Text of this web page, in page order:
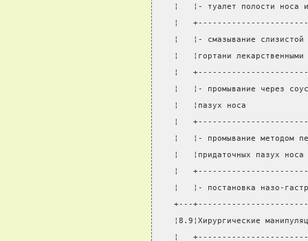
¦   ¦- туалет полости
¦
¦   ¦- смазывание
¦   ¦гортани
¦
¦   ¦- промывание через
¦   ¦пазух носа
¦
¦   ¦- промывание методом
¦   ¦придаточных
¦
¦   ¦- постановка назо-
+---
¦8.9¦Хирургические
¦